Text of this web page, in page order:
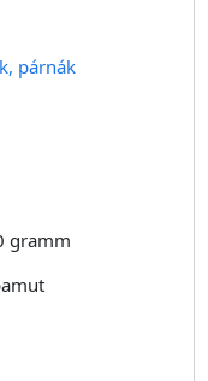
párnák
gramm